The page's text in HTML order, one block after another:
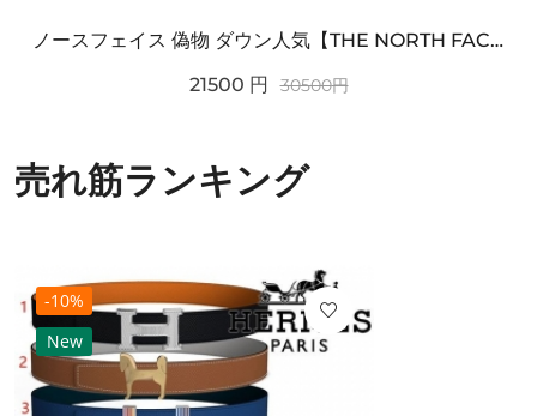
ノースフェイス 偽物 ダウン人気【THE NORTH FACE】M'S 7 SUMMIT HIM...
21500 円 30500円
売れ筋ランキング
-10%
New